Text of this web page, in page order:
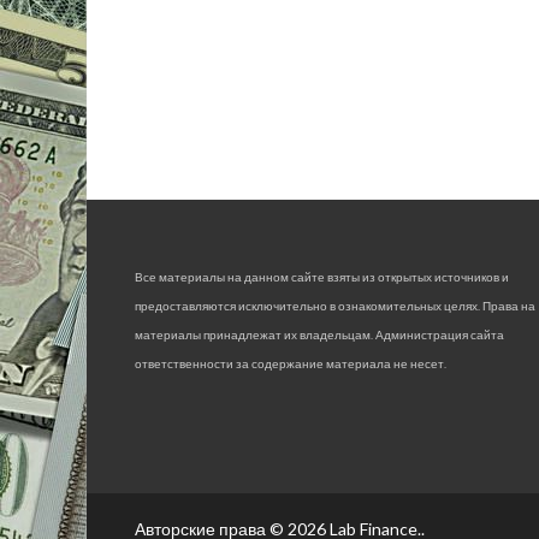
Все материалы на данном сайте взяты из открытых источников и
предоставляются исключительно в ознакомительных целях. Права на
материалы принадлежат их владельцам. Администрация сайта
ответственности за содержание материала не несет.
Авторские права © 2026Lab Finance..